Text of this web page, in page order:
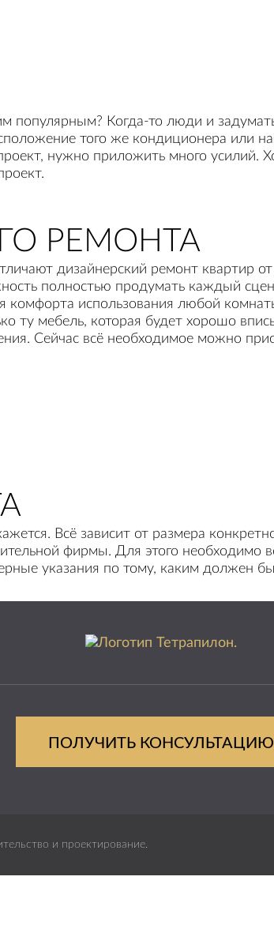
популярным? Когда-то люди и
того же кондиционера или
нужно приложить много
РЕМОНТА
дизайнерский ремонт квартир
полностью продумать каждый
комфорта использования любой
ту мебель, которая будет хорошо
Сейчас всё необходимое можно
Всё зависит от размера
фирмы. Для этого необходимо
указания по тому, каким должен
ПОЛУЧИТЬ КОНСУЛЬТАЦИЮ
и проектирование.